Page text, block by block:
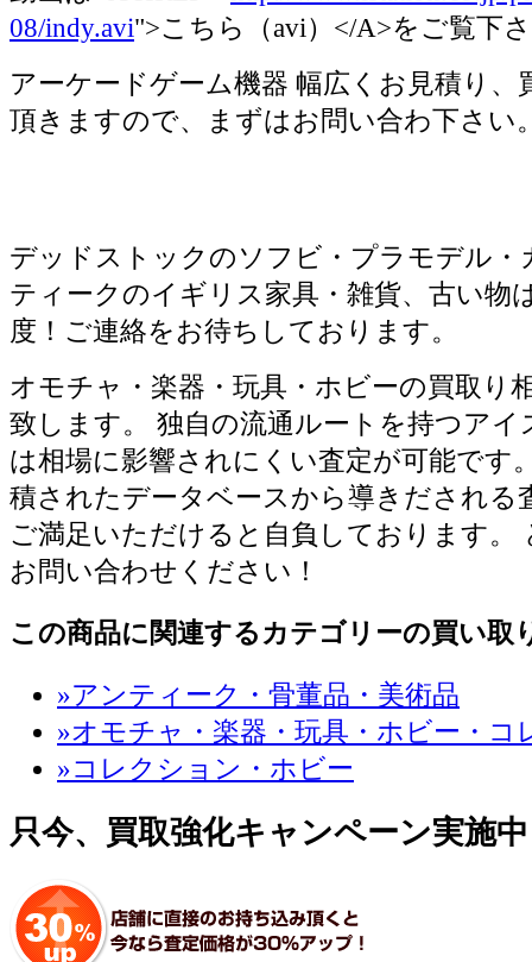
08/indy.avi">こちら（avi）</A>をご覧下
アーケードゲーム機器 幅広くお見積り、
頂きますので、まずはお問い合わ下さい
デッドストックのソフビ・プラモデル・
ティークのイギリス家具・雑貨、古い物
度！ご連絡をお待ちしております。
オモチャ・楽器・玩具・ホビーの買取り
致します。 独自の流通ルートを持つアイ
は相場に影響されにくい査定が可能です
積されたデータベースから導きだされる
ご満足いただけると自負しております。
お問い合わせください！
この商品に関連するカテゴリーの買い取
»アンティーク・骨董品・美術品
»オモチャ・楽器・玩具・ホビー・コ
»コレクション・ホビー
只今、買取強化キャンペーン実施